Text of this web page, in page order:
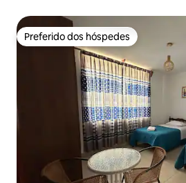
Preferido dos hóspedes
Preferido dos hóspedes